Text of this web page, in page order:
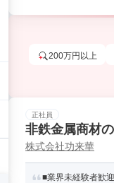
200万円以上
正社員
非鉄金属商材
株式会社功来華
■業界未経験者歓